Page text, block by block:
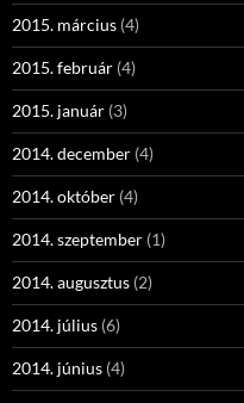
2015. március (4)
2015. február (4)
2015. január (3)
2014. december (4)
2014. október (4)
2014. szeptember (1)
2014. augusztus (2)
2014. július (6)
2014. június (4)